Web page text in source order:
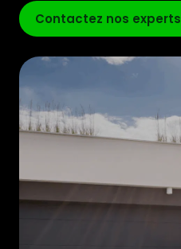
Contactez nos experts